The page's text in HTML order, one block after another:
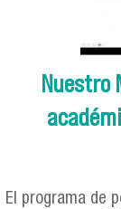
Nuestro
El programa de